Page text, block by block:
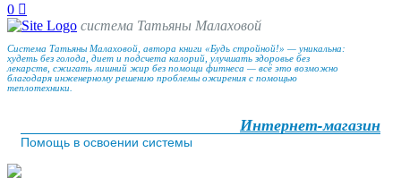
0
система Татьяны Малаховой
Система Татьяны Малаховой, автора книги «Будь стройной!» — уникальна:
худеть без голода, диет и подсчета калорий, улучшать здоровье без
лекарств, сжигать лишний жир без помощи фитнеса — всё это возможно
благодаря инженерному решению проблемы ожирения с помощью
теплотехники.
Интернет-магазин
Помощь в освоении системы